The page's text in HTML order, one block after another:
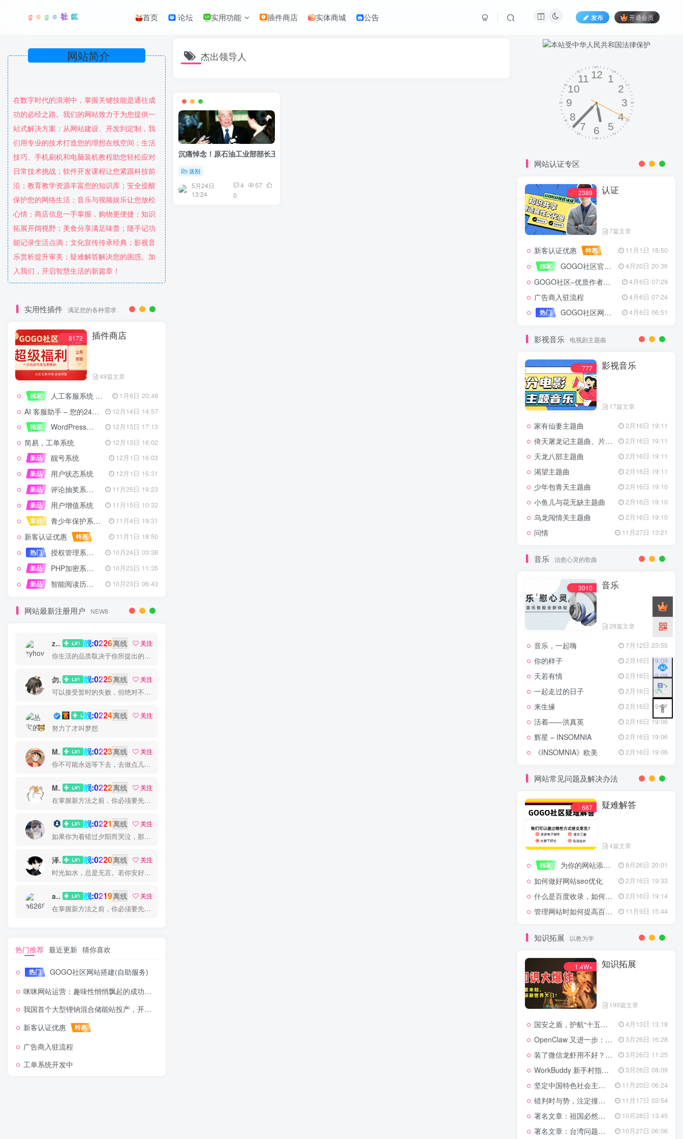
首页 论坛 实用功能 插件商店 实体商城 公告 发布 开通会员
在数字时代的浪潮中，掌握关键技能是通往成
功的必经之路。我们的网站致力于为您提供一
站式解决方案：从网站建设、开发到定制，我
们用专业的技术打造您的理想在线空间；生活
技巧、手机刷机和电脑装机教程助您轻松应对
日常技术挑战；软件开发课程让您紧跟科技前
沿；教育教学资源丰富您的知识库；安全提醒
保护您的网络生活；音乐与视频娱乐让您放松
心情；商店信息一手掌握，购物更便捷；知识
拓展开阔视野；美食分享满足味蕾；随手记功
能记录生活点滴；文化宣传传承经典；影视音
乐赏析提升审美；疑难解答解决您的困惑。加
入我们，开启智慧生活的新篇章！
实用性插件 满足您的各种需求
8172 插件商店
49篇文章
独家 人工客服系统 技术开发文档 1月6日 20:48
AI 客服助手 – 您的24/7智能客服专家
12月14日 14:57
独家
WordPress设备管理器插件 – 专业版 12月13日 17:13
简易，工单系统
12月13日 16:02
新品
靓号系统
12月1日 16:03
新品
用户状态系统
12月1日 15:31
新品
评论抽奖系统 – 完整功能详解
11月25日 19:23
新品
用户增值系统
11月15日 10:32
重磅
青少年保护系统 专为子比主题开发 11月4日 19:31
新客认证优惠 特惠
11月1日 18:50
热门
授权管理系统子比主题专版
10月24日 03:38
新品
PHP加密系统专业版
10月23日 11:35
新品
智能阅读历史系统 10月23日 06:43
网站最新注册用户 NEW8
zyhove 靓:0226离线
关注
你生活的品质取决于你所提出的问题
勿听 靓:0225离线
关注
可以接受暂时的失败，但绝对不能接受未曾奋斗过的自己
丛宝 靓:0224离线
关注
努力了才叫梦想
MS-康娃 靓:0223离线
关注
你不可能永远等下去，去做点儿什么，让一切成真
Miss 先生 靓:0222离线
关注
在掌握新方法之前，你必须要先换一种思考方法
猫小白 靓:0221 离线
关注
如果你为着错过夕阳而哭泣，那么你就要错群星了
泽宇 靓:0220离线
关注
时光如水，总是无言。若你安好，便是晴天
a626911 靓:0219离线
关注
在掌握新方法之前，你必须要先换一种思考方法
热门推荐 最近更新 猜你喜欢
热门
GOGO社区网站搭建(自助服务)
咪咪网站运营：趣味性悄悄飘起的成功风头
我国首个大型锂钠混合储能站投产，开启储能新时代
新客认证优惠
特惠
广告商入驻流程
工单系统开发中
杰出领导人
沉痛悼念！原石油工业部部长王涛逝世，享年93岁
送别
5月24日
13:24
4
57
0
网站认证专区
2389 认证
7篇文章
新客认证优惠 特惠
11月1日 18:50
独家
GOGO社区官方成员认证 4月20日 20:36
GOGO社区–优质作者认证 4月6日 07:29
广告商入驻流程
4月6日 07:24
热门
GOGO社区网站搭建(自助服务) 4月6日 06:51
影视音乐 电视剧主题曲
777 影视音乐
17篇文章
家有仙妻主题曲 2月16日 19:11
倚天屠龙记主题曲、片头曲 2月16日 19:11
天龙八部主题曲 2月16日 19:11
渴望主题曲 2月16日 19:11
少年包青天主题曲 2月16日 19:10
小鱼儿与花无缺主题曲 2月16日 19:10
乌龙闯情关主题曲 2月16日 19:10
问情 11月27日 13:21
音乐 治愈心灵的歌曲
3010 音乐
28篇文章
音乐，一起嗨 7月12日 23:55
你的样子 2月16日 19:09
天若有情 2月16日 19:09
一起走过的日子 2月16日 19:07
来生缘 2月16日 19:07
活着——洪真英 2月16日 19:06
辉星 – INSOMNIA 2月16日 19:06
《INSOMNIA》欧美 2月16日 19:06
网站常见问题及解决办法
687 疑难解答
4篇文章
独家 为你的网站添加百度登录 8月26日 20:01
如何做好网站seo优化 2月16日 19:33
什么是百度收录，如何提高收录量？ 2月16日 19:14
管理网站时如何提高百度权重？ 11月9日 15:44
知识拓展 以教为学
1.4W+ 知识拓展
199篇文章
国安之盾，护航“十五五”新征程 4月13日 13:18
OpenClaw 又进一步：微信直连+安全检测+版本切换 3月26日 16:28
装了微信龙虾用不好？3步让你轻松指挥AI干活！ 3月26日 11:25
WorkBuddy 新手村指南：10 个核心技巧帮你解锁满级虾🦞！ 3月26日 08:09
坚定中国特色社会主义法治的政治定力 11月20日 06:24
错判时与势，注定撞南墙 11月17日 03:54
署名文章：祖国必然统一势不可挡 10月28日 13:45
署名文章：台湾问题的由来和性质 10月27日 06:06